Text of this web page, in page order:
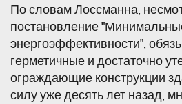
По словам Лоссманна,
постановление
энергоэффективности",
герметичные и достаточно
ограждающие конструкции
силу уже десять лет назад,